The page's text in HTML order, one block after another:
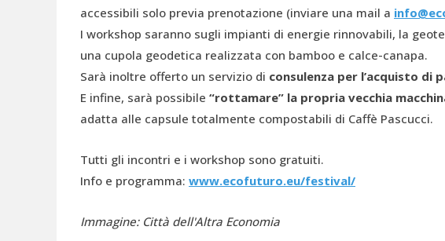
accessibili solo previa prenotazione (inviare una mail a
I workshop saranno sugli impianti di energie rinnovabili, la
una cupola geodetica realizzata con bamboo e calce-canapa.
Sarà inoltre offerto un servizio di consulenza per l’acquisto di
E infine, sarà possibile “rottamare” la propria vecchia
adatta alle capsule totalmente compostabili di Caffè Pascucci.
Tutti gli incontri e i workshop sono gratuiti.
Info e programma: www.ecofuturo.eu/festival/
Immagine: Città dell'Altra Economia